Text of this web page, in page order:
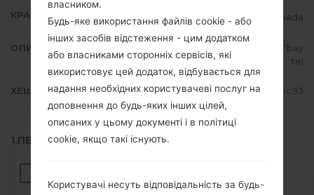
КРАЇНА Canada
ОПИС
MTA MTS, CTF Cityfone, TBT Tbay
tel
ХЕШ 800e224f76d38c74fa82b7904f3abc93
1.ПЕРЕВІРТИ НАЯВНІСТЬ RECAPTCHA
власником.
Будь-яке використання файлів cookie - або
інших засобів відстеження - цим додатком
або власниками сторонніх сервісів, які
використовує цей додаток, відбувається для
надання необхідних користувачеві послуг на
доповнення до будь-яких інших цілей,
описаних у цьому документі і в політиці
cookie, якщо такі існують.
Користувачі несуть відповідальність за будь-